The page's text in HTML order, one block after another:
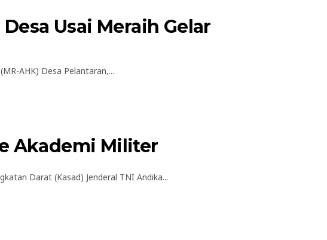
Usai Meraih Gelar
AHK) Desa Pelantaran,...
Akademi Militer
Darat (Kasad) Jenderal TNI Andika...